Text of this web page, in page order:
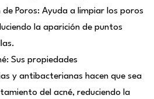
de Poros: Ayuda a limpiar los poros
la aparición de puntos
Sus propiedades
y antibacterianas hacen que sea
del acné, reduciendo la